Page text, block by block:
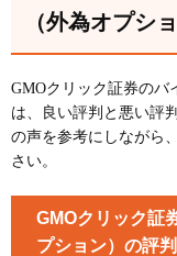
（外為オプシ
GMOクリック証券のバ
は、良い評判と悪い評
の声を参考にしながら
さい。
GMOクリック証
プション）の評